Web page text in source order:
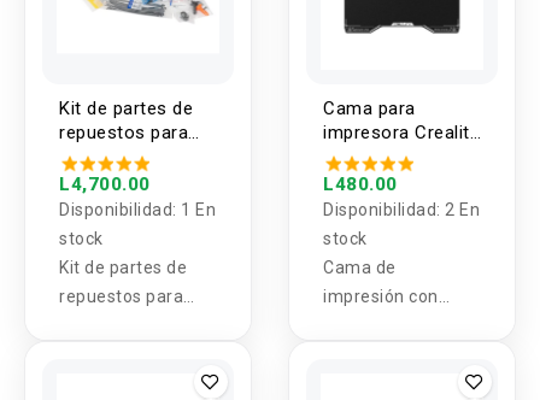
Prusa I3 Mk2/mk3
Kit de partes de
repuestos para
impresora 3D MK4
PRUSA
L4,700.00
Disponibilidad: 1 En
stock
Kit de partes de
repuestos para
Cama para
impresora Creality
Hi 280x265mm
L480.00
Disponibilidad: 2 En
stock
Cama de
impresión con